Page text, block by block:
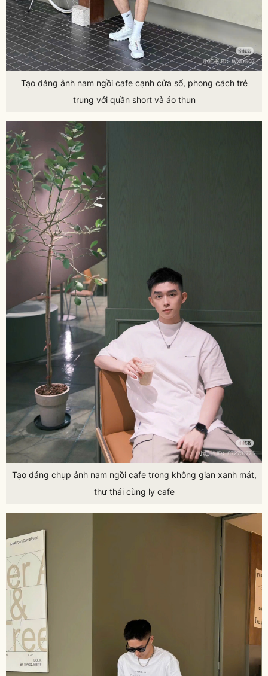
Tạo dáng ảnh nam ngồi cafe cạnh cửa sổ, phong cách trẻ
trung với quần short và áo thun
Tạo dáng chụp ảnh nam ngồi cafe trong không gian xanh mát,
thư thái cùng ly cafe